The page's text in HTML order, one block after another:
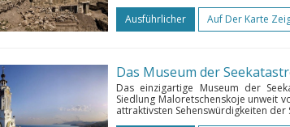
Ausführlicher
Auf Der Karte
Das Museum der
Das einzigartige Museum der
Siedlung Maloretschenskoje unweit
attraktivsten Sehenswürdigkeiten der